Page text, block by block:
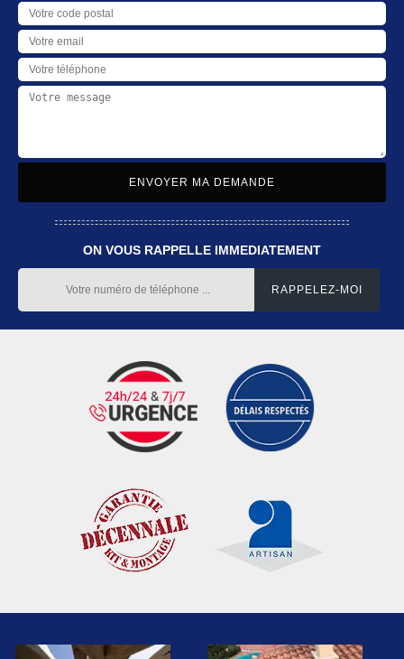
ON VOUS RAPPELLE IMMEDIATEMENT